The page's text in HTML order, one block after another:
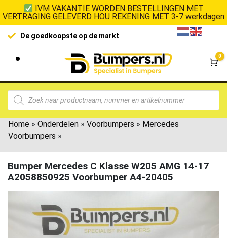
IVM VAKANTIE WORDEN BESTELLINGEN MET
VERTRAGING GELEVERD HOU REKENING MET 3-7 werkdagen
De goedkoopste op de markt
0
Home » Onderdelen » Voorbumpers » Mercedes
Voorbumpers »
Bumper Mercedes C Klasse W205 AMG 14-17
A2058850925 Voorbumper A4-20405